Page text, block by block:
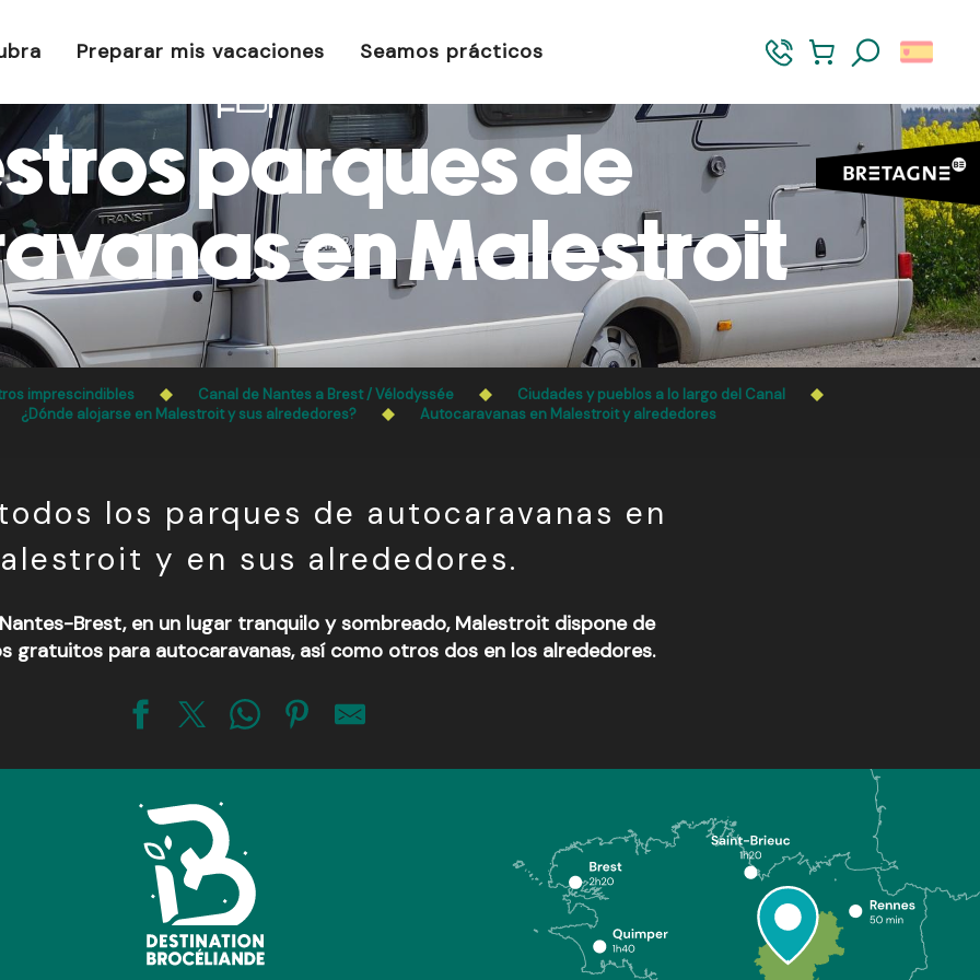
Preparar mis vacaciones Seamos prácticos
parques de
en Malestroit
imprescindibles Canal de Nantes a Brest / Vélodyssée
Ciudades y pueblos a lo largo del Canal
¿Dónde alojarse en Malestroit y sus alrededores? Autocaravanas en Malestroit y alrededores
los parques de autocaravanas en
y en sus alrededores.
Brest, en un lugar tranquilo y sombreado, Malestroit dispone de
gratuitos para autocaravanas, así como otros dos en los alrededores.